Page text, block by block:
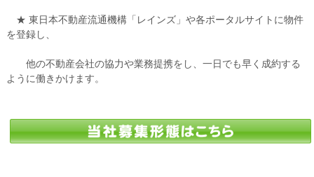
★ 東日本不動産流通機構「レインズ」や各ポータルサイトに物件
を登録し、
他の不動産会社の協力や業務提携をし、一日でも早く成約する
ように働きかけます。